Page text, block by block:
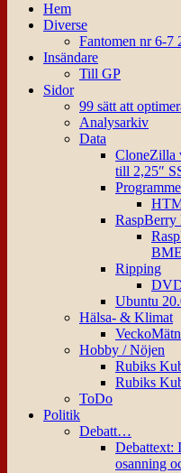
Hem
Diverse
Fantomen nr 6-7
Insändare
Till GP
Sidor
99 sätt att
Analysarkiv
Data
CloneZilla
till 2,25″
RaspBerry
Ripping
Ubuntu
Hälsa- & Klimat
Hobby / Nöjen
Rubiks
Rubiks
ToDo
Politik
Debatt…
Debattext:
osanning